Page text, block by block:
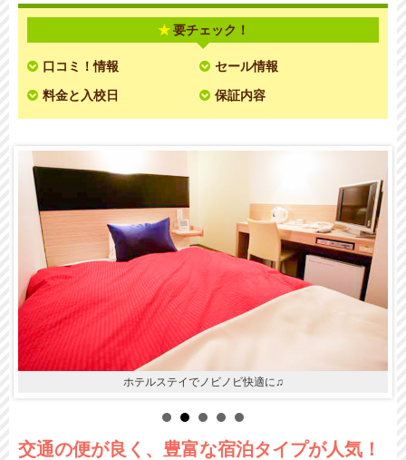
要チェック！
口コミ！情報
セール情報
料金と入校日
保証内容
ホテルステイでノビノビ快適に♫
交通の便が良く、豊富な宿泊タイプが人気！